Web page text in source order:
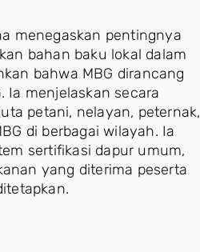
menegaskan pentingnya
bahan baku lokal dalam
bahwa MBG dirancang
Ia menjelaskan secara
petani, nelayan, peternak,
di berbagai wilayah. Ia
sertifikasi dapur umum,
yang diterima peserta